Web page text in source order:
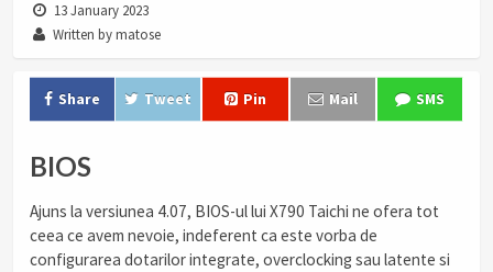
13 January 2023
Written by matose
Share Tweet Pin Mail SMS
BIOS
Ajuns la versiunea 4.07, BIOS-ul lui X790 Taichi ne ofera tot
ceea ce avem nevoie, indeferent ca este vorba de
configurarea dotarilor integrate, overclocking sau latente si